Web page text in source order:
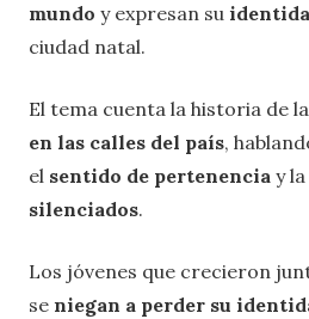
mundo y expresan su
ciudad natal.
El tema cuenta la historia de la
en las calles del país,
el sentido de pertenencia y la
silenciados.
Los jóvenes que crecieron
se niegan a perder su